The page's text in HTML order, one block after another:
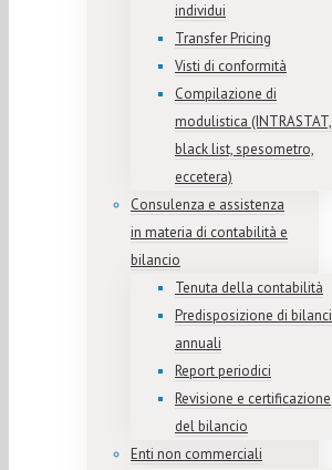
individui
Transfer Pricing
Visti di conformità
Compilazione di
modulistica (INTRASTAT,
black list, spesometro,
eccetera)
Consulenza e assistenza
in materia di contabilità e
bilancio
Tenuta della contabilità
Predisposizione di bilanci
annuali
Report periodici
Revisione e certificazione
del bilancio
Enti non commerciali